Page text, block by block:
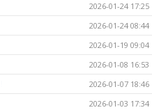
2026-01-24 17:25
2026-01-24 08:44
2026-01-19 09:04
2026-01-08 16:53
2026-01-07 18:46
2026-01-03 17:34